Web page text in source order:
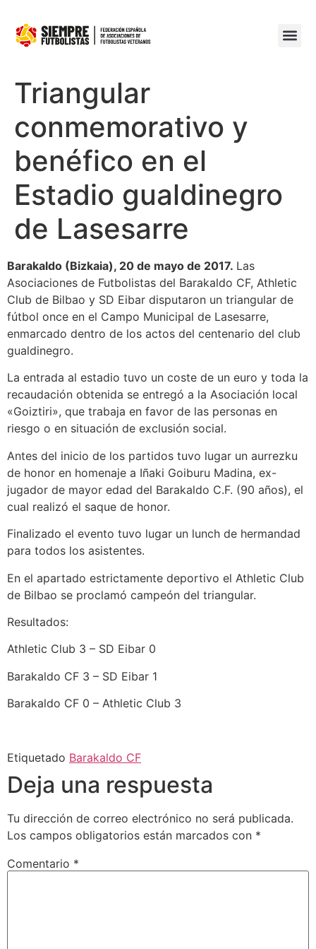
Triangular
conmemorativo y
benéfico en el
Estadio gualdinegro
de Lasesarre
Barakaldo (Bizkaia), 20 de mayo de 2017. Las
Asociaciones de Futbolistas del Barakaldo CF, Athletic
Club de Bilbao y SD Eibar disputaron un triangular de
fútbol once en el Campo Municipal de Lasesarre,
enmarcado dentro de los actos del centenario del club
gualdinegro.
La entrada al estadio tuvo un coste de un euro y toda la
recaudación obtenida se entregó a la Asociación local
«Goiztiri», que trabaja en favor de las personas en
riesgo o en situación de exclusión social.
Antes del inicio de los partidos tuvo lugar un aurrezku
de honor en homenaje a Iñaki Goiburu Madina, ex-
jugador de mayor edad del Barakaldo C.F. (90 años), el
cual realizó el saque de honor.
Finalizado el evento tuvo lugar un lunch de hermandad
para todos los asistentes.
En el apartado estrictamente deportivo el Athletic Club
de Bilbao se proclamó campeón del triangular.
Resultados:
Athletic Club 3 – SD Eibar 0
Barakaldo CF 3 – SD Eibar 1
Barakaldo CF 0 – Athletic Club 3
Etiquetado Barakaldo CF
Deja una respuesta
Tu dirección de correo electrónico no será publicada.
Los campos obligatorios están marcados con *
Comentario *